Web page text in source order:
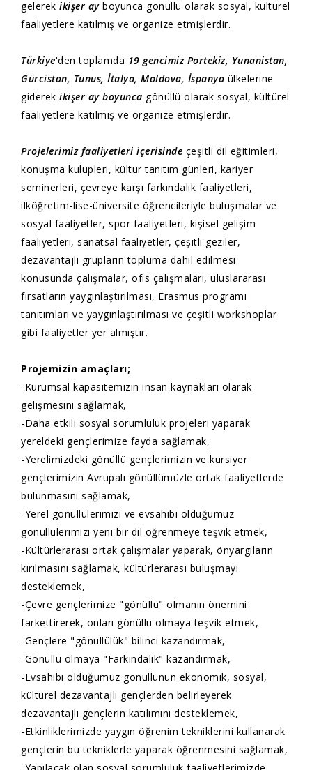
gelerek ikişer ayboyunca gönüllü olarak sosyal, kültürel
faaliyetlere katılmış ve organize etmişlerdir.
Türkiye'den toplamda 19 gencimiz Portekiz, Yunanistan,
Gürcistan, Tunus, İtalya, Moldova, İspanya ülkelerine
giderek ikişer ay boyunca gönüllü olarak sosyal, kültürel
faaliyetlere katılmış ve organize etmişlerdir.
Projelerimiz faaliyetleri içerisinde çeşitli dil eğitimleri,
konuşma kulüpleri, kültür tanıtım günleri, kariyer
seminerleri, çevreye karşı farkındalık faaliyetleri,
ilköğretim-lise-üniversite öğrencileriyle buluşmalar ve
sosyal faaliyetler, spor faaliyetleri, kişisel gelişim
faaliyetleri, sanatsal faaliyetler, çeşitli geziler,
dezavantajlı grupların topluma dahil edilmesi
konusunda çalışmalar, ofis çalışmaları, uluslararası
fırsatların yaygınlaştırılması, Erasmus programı
tanıtımları ve yaygınlaştırılması ve çeşitli workshoplar
gibi faaliyetler yer almıştır.
Projemizin amaçları;
-Kurumsal kapasitemizin insan kaynakları olarak
gelişmesini sağlamak,
-Daha etkili sosyal sorumluluk projeleri yaparak
yereldeki gençlerimize fayda sağlamak,
-Yerelimizdeki gönüllü gençlerimizin ve kursiyer
gençlerimizin Avrupalı gönüllümüzle ortak faaliyetlerde
bulunmasını sağlamak,
-Yerel gönüllülerimizi ve evsahibi olduğumuz
gönüllülerimizi yeni bir dil öğrenmeye teşvik etmek,
-Kültürlerarası ortak çalışmalar yaparak, önyargıların
kırılmasını sağlamak, kültürlerarası buluşmayı
desteklemek,
-Çevre gençlerimize "gönüllü" olmanın önemini
farkettirerek, onları gönüllü olmaya teşvik etmek,
-Gençlere "gönüllülük" bilinci kazandırmak,
-Gönüllü olmaya "Farkındalık" kazandırmak,
-Evsahibi olduğumuz gönüllünün ekonomik, sosyal,
kültürel dezavantajlı gençlerden belirleyerek
dezavantajlı gençlerin katılımını desteklemek,
-Etkinliklerimizde yaygın öğrenim tekniklerini kullanarak
gençlerin bu tekniklerle yaparak öğrenmesini sağlamak,
-Yapılacak olan sosyal sorumluluk faaliyetlerimizde